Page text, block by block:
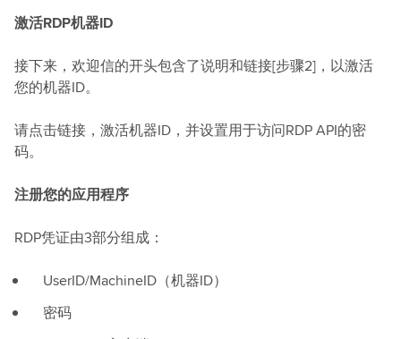
激活RDP机器ID
接下来，欢迎信的开头包含了说明和链接[步骤2]，以激活
您的机器ID。
请点击链接，激活机器ID，并设置用于访问RDP API的密
码。
注册您的应用程序
RDP凭证由3部分组成：
UserID/MachineID（机器ID）
密码